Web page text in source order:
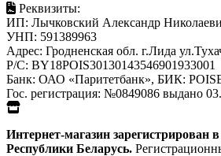
Реквизиты:
ИП: Лычковский Александр
УНП: 591389963
Адрес: Гродненская обл. г.Лида
Р/С: BY18POIS30130143546901933001
Банк: ОАО «Паритетбанк», БИК:
Гос. регистрация: №0849086 выдано
Интернет-магазин зарегистрирован
Республики Беларусь.